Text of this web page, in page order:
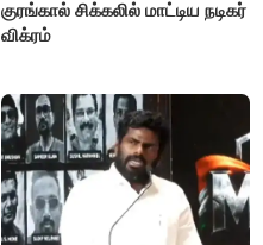
குரங்கால் சிக்கலில் மாட்டிய நடிகர்
விக்ரம்